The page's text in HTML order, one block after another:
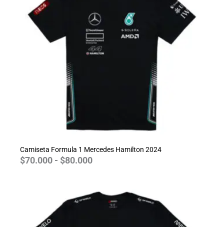
Camiseta Formula 1 Mercedes Hamilton 2024
$70.000 - $80.000
hasta
$80.000